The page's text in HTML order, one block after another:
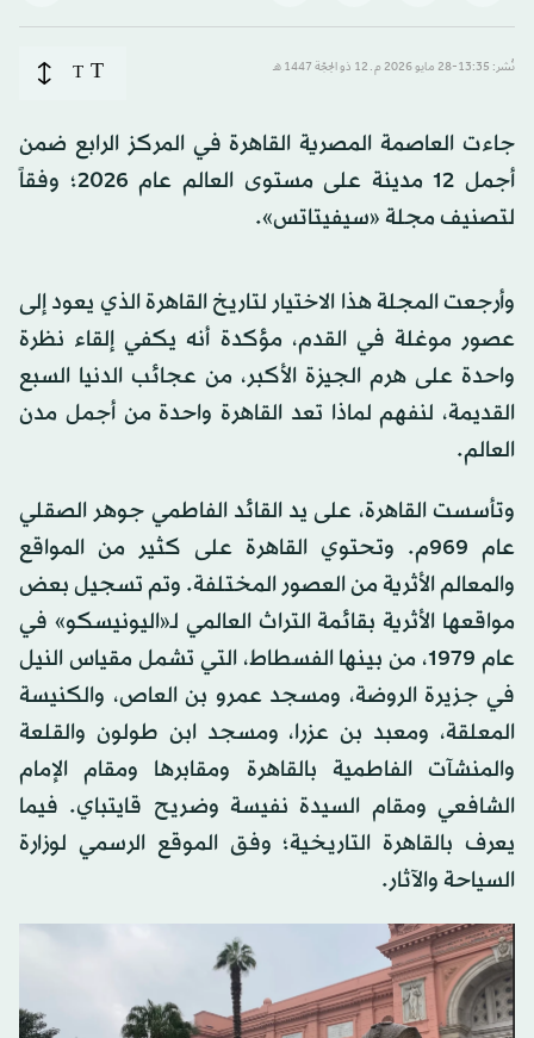
نُشر: 13:35-28 مايو 2026 م ـ 12 ذو الحِجّة 1447 هـ T
T
جاءت العاصمة المصرية القاهرة في المركز الرابع ضمن
أجمل 12 مدينة على مستوى العالم عام 2026؛ وفقاً
لتصنيف مجلة «سيفيتاتس».
وأرجعت المجلة هذا الاختيار لتاريخ القاهرة الذي يعود إلى
عصور موغلة في القدم، مؤكدة أنه يكفي إلقاء نظرة
واحدة على هرم الجيزة الأكبر، من عجائب الدنيا السبع
القديمة، لنفهم لماذا تعد القاهرة واحدة من أجمل مدن
العالم.
وتأسست القاهرة، على يد القائد الفاطمي جوهر الصقلي
عام 969م. وتحتوي القاهرة على كثير من المواقع
والمعالم الأثرية من العصور المختلفة. وتم تسجيل بعض
مواقعها الأثرية بقائمة التراث العالمي لـ«اليونيسكو» في
عام 1979، من بينها الفسطاط، التي تشمل مقياس النيل
في جزيرة الروضة، ومسجد عمرو بن العاص، والكنيسة
المعلقة، ومعبد بن عزرا، ومسجد ابن طولون والقلعة
والمنشآت الفاطمية بالقاهرة ومقابرها ومقام الإمام
الشافعي ومقام السيدة نفيسة وضريح قايتباي. فيما
يعرف بالقاهرة التاريخية؛ وفق الموقع الرسمي لوزارة
السياحة والآثار.